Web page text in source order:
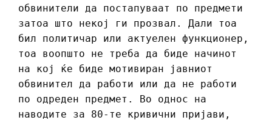
обвинители да постапуваат по предмети
затоа што некој ги прозвал. Дали тоа
бил политичар или актуелен функционер,
тоа воопшто не треба да биде начинот
на кој ќе биде мотивиран јавниот
обвинител да работи или да не работи
по одреден предмет. Во однос на
наводите за 80-те кривични пријави,